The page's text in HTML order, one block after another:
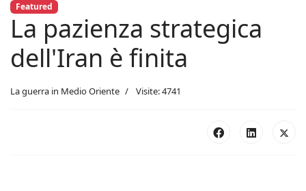
Featured
La pazienza strategica
dell'Iran è finita
La guerra in Medio Oriente Visite: 4741